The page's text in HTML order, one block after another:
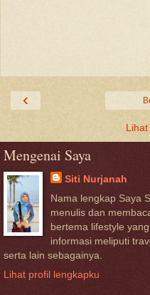
‹
Mengenai Saya
Siti Nurjanah
Nama lengkap Saya
menulis dan
bertema lifestyle
informasi meliputi
serta lain sebagainya.
Lihat profil lengkapku